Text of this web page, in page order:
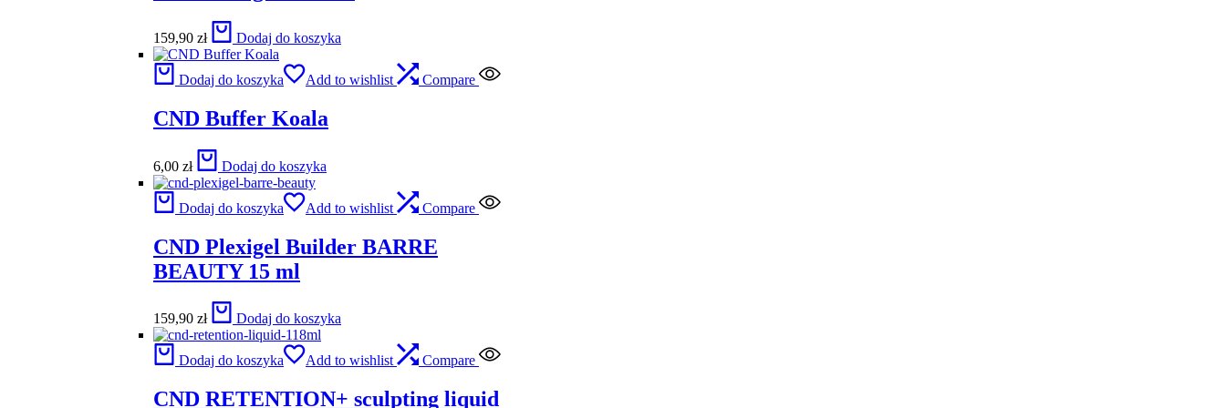
159,90 zł Dodaj do koszyka
Dodaj do koszyka Add to wishlist Compare
CND Buffer Koala
6,00 zł Dodaj do koszyka
Dodaj do koszyka Add to wishlist Compare
CND Plexigel Builder BARRE
BEAUTY 15 ml
159,90 zł Dodaj do koszyka
Dodaj do koszyka Add to wishlist Compare
CND RETENTION+ sculpting liquid